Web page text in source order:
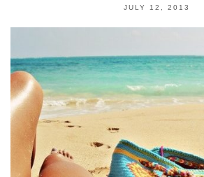
JULY 12, 2013